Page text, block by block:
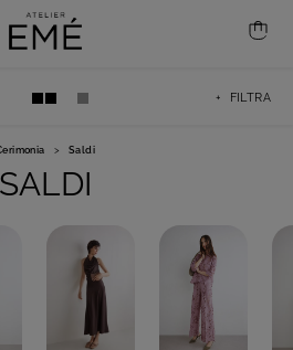
> Saldi
SALDI
+ FILTRA